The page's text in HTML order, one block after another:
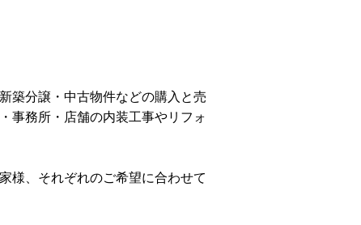
築分譲・中古物件などの購入と売
事務所・店舗の内装工事やリフォ
様、それぞれのご希望に合わせて